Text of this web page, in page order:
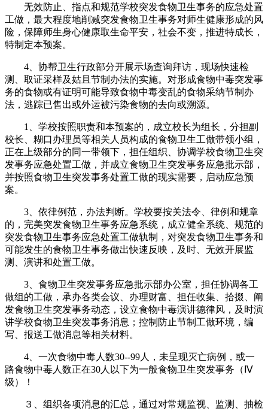
无效防止、指点和规范学校突发食物卫生事务的应急处置
工做，最大程度地削减突发食物卫生事务对师生健康形成的风
险，保障师生身心健康取生命平安，社会不变，推进特成长，
特制定本预案。
4、协帮卫生行政部分开展示场查询拜访，现场快速检
测、取证采样及姑且节制办法的实施。对形成食物中毒突发事
务的食物或有证明可能导致食物中毒变乱的食物采纳节制办
法，逃踪已售出或外运被污染食物的去向或溯源。
1、学校按照职责和本预案的，成立校长为组长，分担副
校长、糊口办理员等相关人员构成的食物卫生工做带领小组，
正在上级部分的同一带领下，担任组织、协调学校食物卫生突
发事务应急处置工做，并成立食物卫生突发事务应急批示部，
并按照食物卫生突发事务处置工做的现实需要，启动应急预
案。
3、依律例范，办法判断。学校要按关法令、律例和规章
的，完美突发食物卫生事务应急系统，成立健全系统、规范的
突发食物卫生事务应急处置工做轨制，对突发食物卫生事务和
可能发生的食物卫生事务做出快速反映，及时、无效开展监
测、演讲和处置工做。
3、食物卫生突发事务应急批示部办公室，担任协调各工
做组的工做，承办各类会议、办理财富、担任收集、拾掇、阐
发食物卫生突发事务动态，设立食物中毒演讲德律风，及时演
讲学校食物卫生突发事务消息；控制防止节制工做环境，编
写、报送工做消息等相关材料。
4、一次食物中毒人数30--99人，未呈现灭亡病例，或一
路食物中毒人数正在30人以下为一般食物卫生突发事务（Ⅳ
级）！
３、组织各项消息的汇总，通过对常规监视、监测、抽检